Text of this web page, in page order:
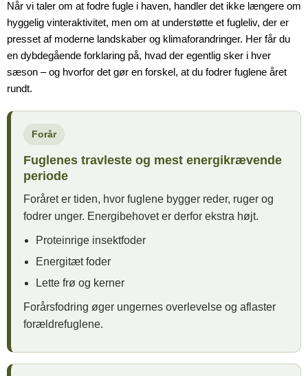
resultaterne er tydelige: Fuglene har brug for hjælp
hele året, fordi deres fødegrundlag ændrer sig
løbende gennem sæsonerne.
I denne omfattende guide får du forklaringen på,
hvorfor helårsfodring er en fordel for både fuglene og
haven, hvordan du tilpasser foderet efter årstiden,
hvilke fodertyper du bør vælge, og hvordan du gør din
Du får også konkrete råd til udstyr, fodermængder,
placering og valget af foder fra kvalitetsmærker som
Hercules, Ryom, Natural, Versele-Laga, Bird’s
Når vi taler om at fodre fugle i haven, handler det ikke længere om
hyggelig vinteraktivitet, men om at understøtte et fugleliv, der er
presset af moderne landskaber og klimaforandringer. Her får du
en dybdegående forklaring på, hvad der egentlig sker i hver
sæson – og hvorfor det gør en forskel, at du fodrer fuglene året
rundt.
Forår
Fuglenes travleste og mest energikrævende
periode
Foråret er tiden, hvor fuglene bygger reder, ruger og
fodrer unger. Energibehovet er derfor ekstra højt.
Proteinrige insektfoder
Energitæt foder
Lette frø og kerner
Forårsfodring øger ungernes overlevelse og aflaster
forældrefuglene.